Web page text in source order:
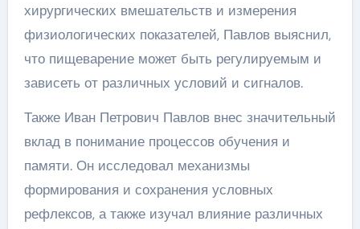
хирургических вмешательств и измерения
физиологических показателей, Павлов выяснил,
что пищеварение может быть регулируемым и
зависеть от различных условий и сигналов.
Также Иван Петрович Павлов внес значительный
вклад в понимание процессов обучения и
памяти. Он исследовал механизмы
формирования и сохранения условных
рефлексов, а также изучал влияние различных